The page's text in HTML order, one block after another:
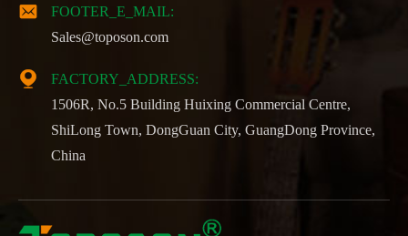

FOOTER_E_MAIL:
Sales@toposon.com

FACTORY_ADDRESS:
1506R, No.5 Building Huixing Commercial Centre,
ShiLong Town, DongGuan City, GuangDong Province,
China